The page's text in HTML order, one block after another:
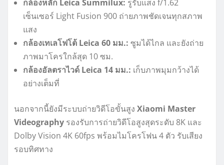
กล้องหลัก Leica Summilux: รูรับแสง f/1.62
เซ็นเซอร์ Light Fusion 900 ถ่ายภาพชัดเจนทุกสภาพ
แสง
กล้องเทเลโฟโต้ Leica 60 มม.: ซูมได้ไกล และยังถ่าย
ภาพมาโครใกล้สุด 10 ซม.
กล้องอัลตราไวด์ Leica 14 มม.: เก็บภาพมุมกว้างได้
อย่างเต็มที่
นอกจากนี้ยังมีระบบถ่ายวิดีโอขั้นสูง Xiaomi Master
Videography รองรับการถ่ายวิดีโอสูงสุดระดับ 8K และ
Dolby Vision 4K 60fps พร้อมไมโครโฟน 4 ตัว รับเสียง
รอบทิศทาง